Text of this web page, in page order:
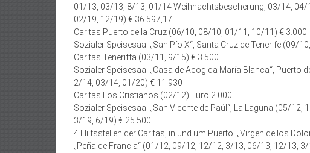
01/13, 03/13, 8/13, 01/14 Weihnachtsbescherung, 03/14,
02/19, 12/19) € 36.597,17
Caritas Puerto de la Cruz (06/10, 08/10, 01/11, 10/11) € 3.000
Sozialer Speisesaal „San Pío X“, Santa Cruz de Tenerife (09/
Caritas Teneriffa (03/11, 9/15) € 3.500
Sozialer Speisesaal „Casa de Acogida María Blanca“,
2/14, 03/14, 01/20) € 11.930
Caritas Los Cristianos (02/12) Euro 2.000
Sozialer Speisesaal „San Vicente de Paúl“, La Laguna (05/
3/19, 6/19) € 25.500
4 Hilfsstellen der Caritas, in und um Puerto: „Virgen de los
„Peña de Fran­cia“ (01/12, 09/12, 12/12, 3/13, 06/13, 12/13,